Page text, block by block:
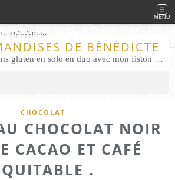
MENU
DE BÉNÉDICTE
Des gourmandises sans gluten en solo en duo avec mon fiston . Salé comme Sucré sans gluten éco responsable Les Gourmandises de Bénédicte gâteau produits locaux
CHOCOLAT
CHOCOLAT NOIR
CACAO ET CAFÉ
.